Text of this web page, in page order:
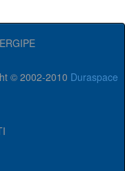
© 2002-2010 Duraspace